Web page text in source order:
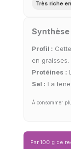
Très riche
Profil :
en graisses.
Protéines :
Sel : La
À consommer
Par 100 g de